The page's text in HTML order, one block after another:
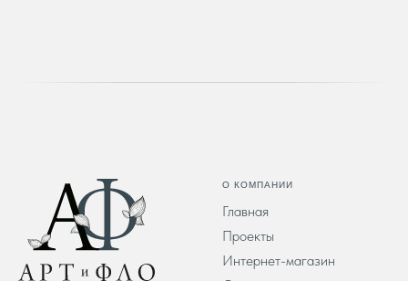
О КОМПАНИИ
Главная
Проекты
Интернет-магазин